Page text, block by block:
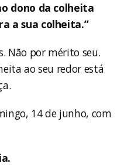
dono da colheita
a sua colheita.”
Não por mérito seu.
ao seu redor está
14 de junho, com